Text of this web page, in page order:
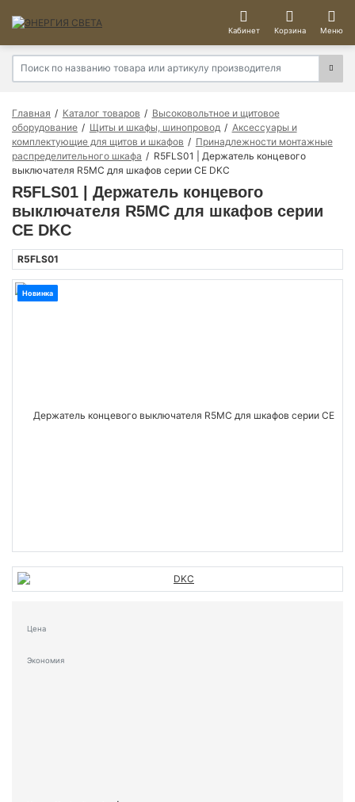
Кабинет Корзина Меню
Главная Каталог товаров
Высоковольтное и щитовое
оборудование
Щиты и шкафы, шинопровод
Аксессуары и
комплектующие для щитов и шкафов
Принадлежности монтажные
распределительного шкафа
R5FLS01 | Держатель концевого
выключателя R5MC для шкафов серии CE DKC
R5FLS01 | Держатель концевого
выключателя R5MC для шкафов серии
CE DKC
R5FLS01
Новинка
Цена
Экономия